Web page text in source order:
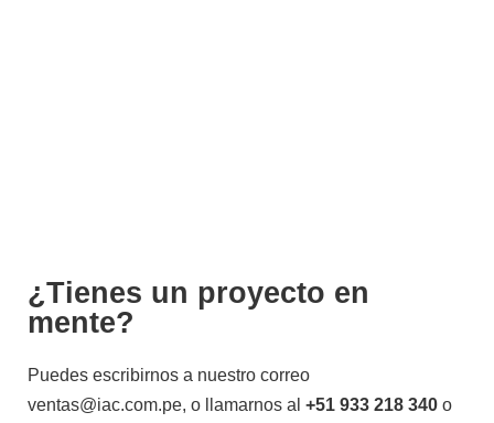
¿Tienes un proyecto en
mente?
Puedes escribirnos a nuestro correo
ventas@iac.com.pe, o llamarnos al +51 933 218 340 o